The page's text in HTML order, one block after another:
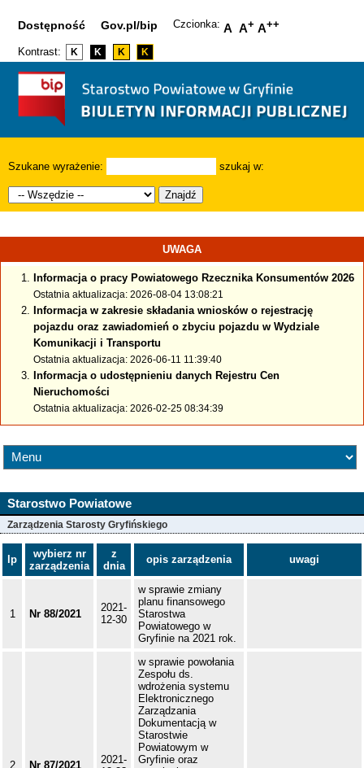
Dostępność Gov.pl/bip Czcionka: A A+ A++
Kontrast: K K K K
Szukane wyrażenie: szukaj w:
Znajdź
UWAGA
Informacja o pracy Powiatowego Rzecznika Konsumentów 2026
Ostatnia aktualizacja: 2026-08-04 13:08:21
Informacja w zakresie składania wniosków o rejestrację
pojazdu oraz zawiadomień o zbyciu pojazdu w Wydziale
Komunikacji i Transportu
Ostatnia aktualizacja: 2026-06-11 11:39:40
Informacja o udostępnieniu danych Rejestru Cen
Nieruchomości
Ostatnia aktualizacja: 2026-02-25 08:34:39
Starostwo Powiatowe
Zarządzenia Starosty Gryfińskiego
lp
wybierz nr
zarządzenia
z
dnia
opis zarządzenia uwagi
1 Nr 88/2021
2021-
12-30
w sprawie zmiany
planu finansowego
Starostwa
Powiatowego w
Gryfinie na 2021 rok.
2 Nr 87/2021
2021-
w sprawie powołania
Zespołu ds.
wdrożenia systemu
Elektronicznego
Zarządzania
Dokumentacją w
Starostwie
Powiatowym w
Gryfinie oraz